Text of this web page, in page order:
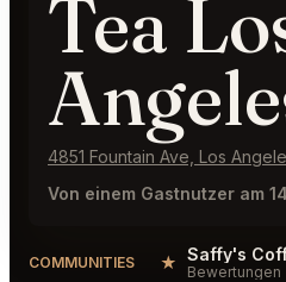
Tea
4851 Fountain Ave, Los
Von einem Gastnutzer am
COMMUNITIES ★ Bewertungen